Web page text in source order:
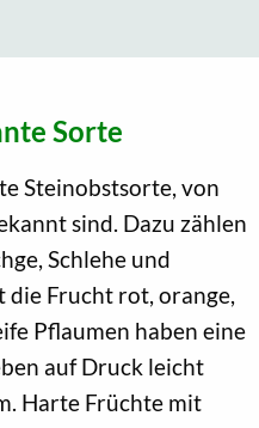
Sorte
Steinobstsorte, von
sind. Dazu zählen
Schlehe und
die Frucht rot, orange,
Pflaumen haben eine
auf Druck leicht
Harte Früchte mit